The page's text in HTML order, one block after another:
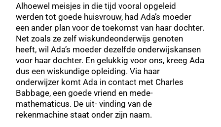
Alhoewel meisjes in die tijd vooral opgeleid
werden tot goede huisvrouw, had Ada’s moeder
een ander plan voor de toekomst van haar dochter.
Net zoals ze zelf wiskundeonderwijs genoten
heeft, wil Ada’s moeder dezelfde onderwijskansen
voor haar dochter. En gelukkig voor ons, kreeg Ada
dus een wiskundige opleiding. Via haar
onderwijzer komt Ada in contact met Charles
Babbage, een goede vriend en mede-
mathematicus. De uit- vinding van de
rekenmachine staat onder zijn naam.